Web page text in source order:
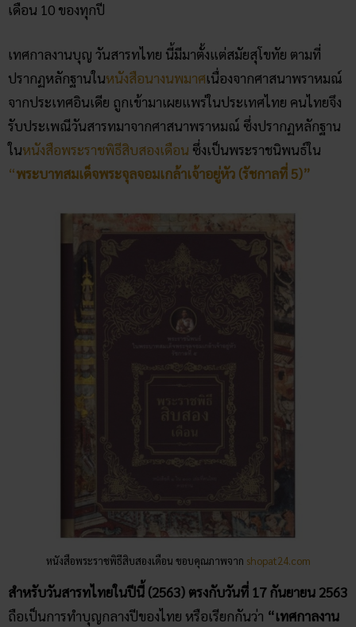
เดือน 10 ของทุกปี
เทศกาลงานบุญ วันสารทไทย นี้มีมาตั้งแต่สมัยสุโขทัย ตามที่
ปรากฏหลักฐานในหนังสือนางนพมาศเนื่องจากศาสนาพราหมณ์
จากประเทศอินเดีย ถูกเข้ามาเผยแพร่ในประเทศไทย คนไทยจึง
รับประเพณีวันสารทมาจากศาสนาพราหมณ์ ซึ่งปรากฏหลักฐาน
ในหนังสือพระราชพิธีสิบสองเดือน ซึ่งเป็นพระราชนิพนธ์ใน
“พระบาทสมเด็จพระจุลจอมเกล้าเจ้าอยู่หัว (รัชกาลที่ 5)”
หนังสือพระราชพิธีสิบสองเดือน ขอบคุณภาพจาก shopat24.com
สำหรับวันสารทไทยในปีนี้ (2563) ตรงกับวันที่ 17 กันยายน 2563
ถือเป็นการทำบุญกลางปีของไทย หรือเรียกกันว่า “เทศกาลงาน